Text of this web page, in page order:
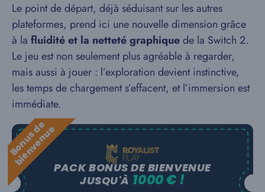
Le point de départ, déjà séduisant sur les autres
plateformes, prend ici une nouvelle dimension grâce
à la fluidité et la netteté graphiquede la Switch 2.
Le jeu est non seulement plus agréable à regarder,
mais aussi à jouer : l’exploration devient instinctive,
les temps de chargement s’effacent, et l’immersion est
immédiate.
B
o
n
u
s
d
e
b
i
e
n
v
e
n
u
ePACK BONUS DE BIENVENUE
JUSQU'À 1000 € !